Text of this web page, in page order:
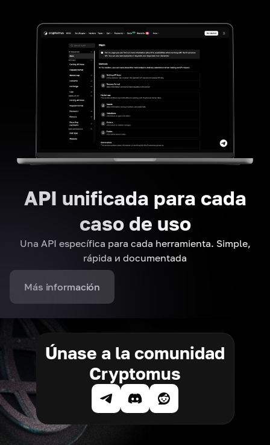
API unificada para cada
caso de uso
Una API específica para cada herramienta. Simple,
rápida и documentada
Más información
Únase a la comunidad
Cryptomus